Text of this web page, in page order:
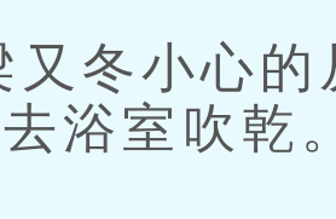
冬小心的
浴室吹乾